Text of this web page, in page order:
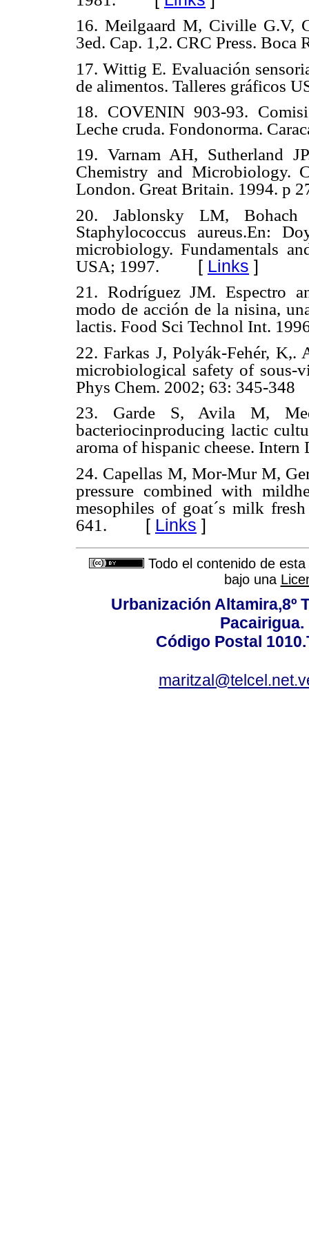
16. Meilgaard M, Civille G.V,
3ed. Cap. 1,2. CRC Press. Boca
17. Wittig E. Evaluación
de alimentos. Talleres gráficos
18. COVENIN 903-93.
Leche cruda. Fondonorma.
19. Varnam AH, Sutherland
Chemistry and Microbiology.
London. Great Britain. 1994. p
20. Jablonsky LM, Bohach
Staphylococcus aureus.En:
microbiology. Fundamentals
USA; 1997. [ Links ]
21. Rodríguez JM. Espectro
modo de acción de la nisina,
lactis. Food Sci Technol Int.
22. Farkas J, Polyák-Fehér, K,.
microbiological safety of sous-
Phys Chem. 2002; 63: 345-348
23. Garde S, Avila M,
bacteriocinproducing lactic
aroma of hispanic cheese.
24. Capellas M, Mor-Mur M,
pressure combined with
mesophiles of goat´s milk
641. [ Links ]
Todo el contenido de
bajo una
Urbanización Altamira,8º
Pacairigua.
Código Postal